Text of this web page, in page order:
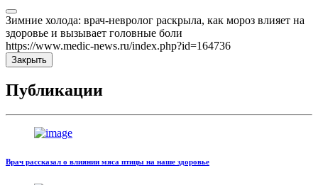
Зимние холода: врач-невролог раскрыла, как мороз влияет на
здоровье и вызывает головные боли
https://www.medic-news.ru/index.php?id=164736
Закрыть
Публикации
Врач рассказал о влиянии мяса птицы на наше здоровье